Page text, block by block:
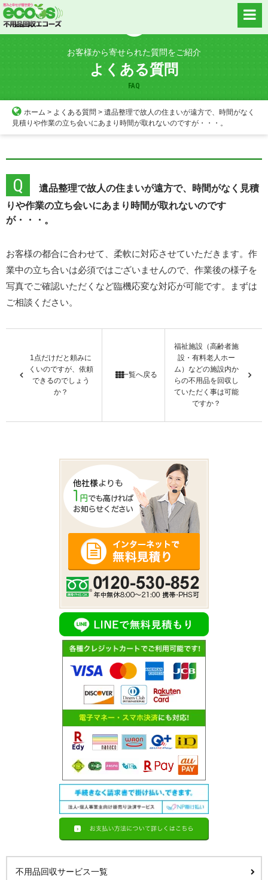
Skip
to
お客様から寄せられた質問をご紹介
よくある質問
FAQ
ホーム > よくある質問 > 遺品整理で故人の住まいが遠方で、時間がなく
見積りや作業の立ち会いにあまり時間が取れないのですが・・・。
Q
遺品整理で故人の住まいが遠方で、時間がなく見積
りや作業の立ち会いにあまり時間が取れないのです
が・・・。
お客様の都合に合わせて、柔軟に対応させていただきます。作
業中の立ち合いは必須ではございませんので、作業後の様子を
写真でご確認いただくなど臨機応変な対応が可能です。まずは
ご相談ください。
1点だけだと頼みに
くいのですが、依頼
できるのでしょう
か？
一覧へ戻る
福祉施設（高齢者施
設・有料老人ホー
ム）などの施設内か
らの不用品を回収し
ていただく事は可能
ですか？
不用品回収サービス一覧